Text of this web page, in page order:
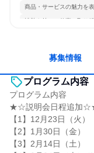
商品・サービスの魅力を
情熱を持って仕事に取り組
募集情報
プログラム内容
プログラム内容
★☆説明会日程追加
【1】12月23日（火）
【2】1月30日（金）
【3】2月14日（土）